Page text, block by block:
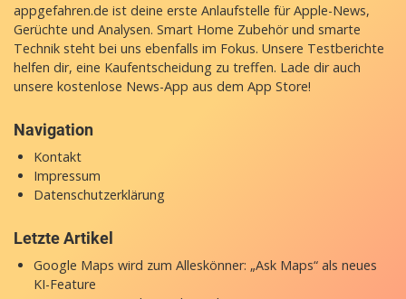
appgefahren.de ist deine erste Anlaufstelle für Apple-News,
Gerüchte und Analysen. Smart Home Zubehör und smarte
Technik steht bei uns ebenfalls im Fokus. Unsere Testberichte
helfen dir, eine Kaufentscheidung zu treffen. Lade dir auch
unsere kostenlose News-App aus dem App Store!
Navigation
Kontakt
Impressum
Datenschutzerklärung
Letzte Artikel
Google Maps wird zum Alleskönner: „Ask Maps“ als neues
KI-Feature